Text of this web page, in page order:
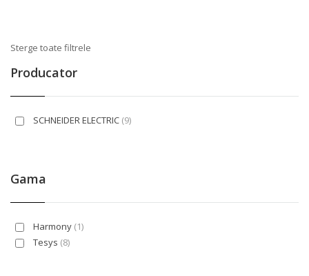
Sterge toate filtrele
Producator
SCHNEIDER ELECTRIC (9)
Gama
Harmony (1)
Tesys (8)